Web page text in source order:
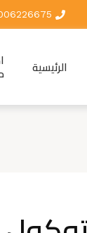
الرئيسية